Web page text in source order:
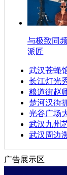
与极致同
派匠
武汉苍蝇
长江灯光
粮道街赵
楚河汉街
光谷广场
武汉九州
武汉周边
广告展示区